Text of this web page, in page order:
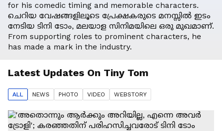
for his comedic timing and memorable characters.
ചെറിയ വേഷങ്ങളിലൂടെ പ്രേക്ഷകരുടെ മനസ്സിൽ ഇടം
നേടിയ ടിനി ടോം, മലയാള സിനിമയിലെ ഒരു മുഖമാണ്.
From supporting roles to prominent characters, he
has made a mark in the industry.
Latest Updates On Tiny Tom
ALL NEWS PHOTO VIDEO WEBSTORY